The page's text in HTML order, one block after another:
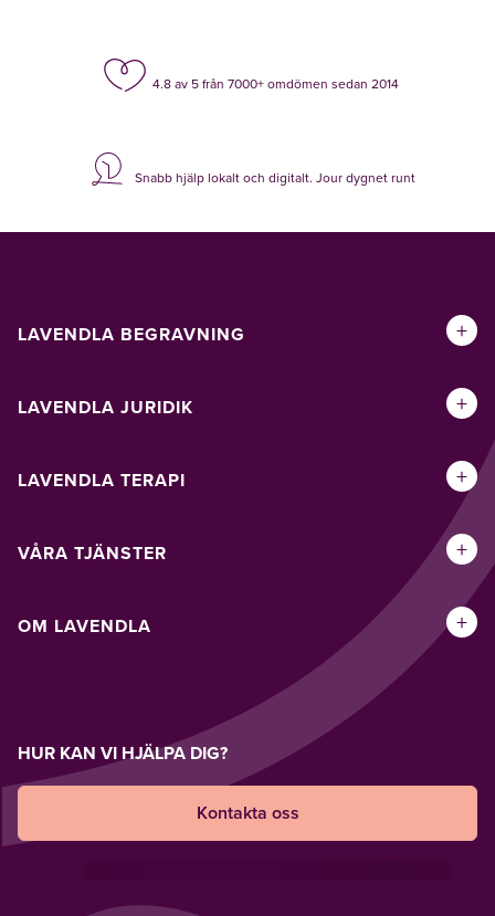
4.8 av 5 från 7000+ omdömen sedan 2014
Snabb hjälp lokalt och digitalt. Jour dygnet runt
LAVENDLA BEGRAVNING +
LAVENDLA JURIDIK +
LAVENDLA TERAPI +
VÅRA TJÄNSTER +
OM LAVENDLA +
HUR KAN VI HJÄLPA DIG?
Kontakta oss